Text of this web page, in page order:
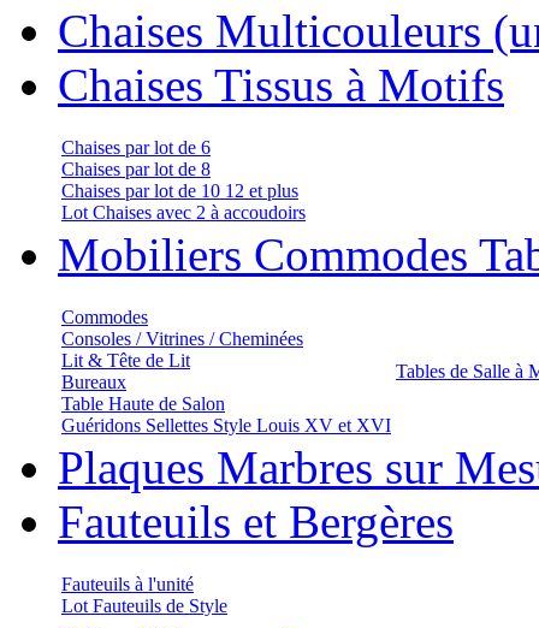
Chaises Multicouleurs
Chaises Tissus à Motifs
Chaises par lot de 6
Chaises par lot de 8
Chaises par lot de 10 12 et plus
Lot Chaises avec 2 à accoudoirs
Mobiliers Commodes
Commodes
Consoles / Vitrines / Cheminées
Lit & Tête de Lit
Bureaux
Table Haute de Salon
Guéridons Sellettes Style Louis XV et XVI
Tables de Salle à
Plaques Marbres sur
Fauteuils et Bergères
Fauteuils à l'unité
Lot Fauteuils de Style